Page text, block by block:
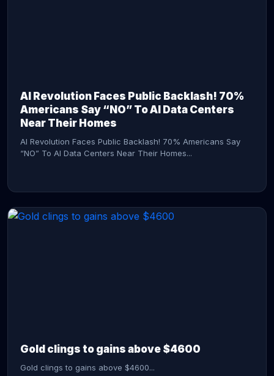
AI Revolution Faces Public Backlash! 70%
Americans Say “NO” To AI Data Centers
Near Their Homes
AI Revolution Faces Public Backlash! 70% Americans Say
“NO” To AI Data Centers Near Their Homes...
Gold clings to gains above $4600
Gold clings to gains above $4600...